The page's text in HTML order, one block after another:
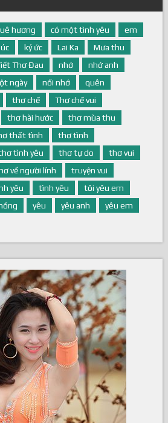
hương có một tình yêu
em
ký ức Lai Ka
Mưa thu
Thơ Đau nhớ
nhớ anh
ngày nối nhớ
quên
thơ chế
Thơ chế vui
thơ hài hước
thơ mùa thu
thất tình
thơ tình
tình yêu thơ tự do
thơ vui
về người lính
truyện vui
yêu tình yêu
tôi yêu em
yêu yêu anh
yêu em